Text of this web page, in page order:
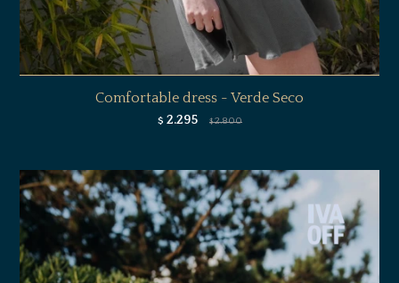
Comfortable dress - Verde Seco
$ 2.295 $ 2.800